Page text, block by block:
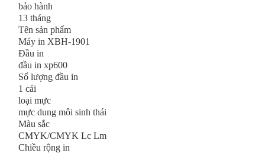
bảo hành
13 tháng
Tên sản phẩm
Máy in XBH-1901
Đầu in
đầu in xp600
Số lượng đầu in
1 cái
loại mực
mực dung môi sinh thái
Màu sắc
CMYK/CMYK Lc Lm
Chiều rộng in